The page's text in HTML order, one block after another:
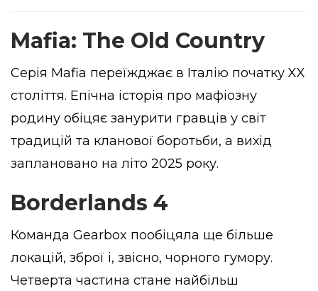
Mafia: The Old Country
Серія Mafia переїжджає в Італію початку XX
століття. Епічна історія про мафіозну
родину обіцяє занурити гравців у світ
традицій та кланової боротьби, а вихід
заплановано на літо 2025 року.
Borderlands 4
Команда Gearbox пообіцяла ще більше
локацій, зброї і, звісно, чорного гумору.
Четверта частина стане найбільш